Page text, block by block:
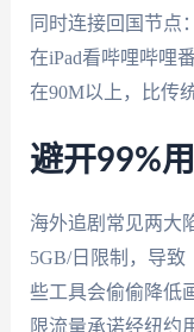
同时连接回国节点
在iPad看哔哩哔哩
在90M以上，比传
避开99%
海外追剧常见两大
5GB/日限制，导致
些工具会偷偷降低
限流量承诺经纽约